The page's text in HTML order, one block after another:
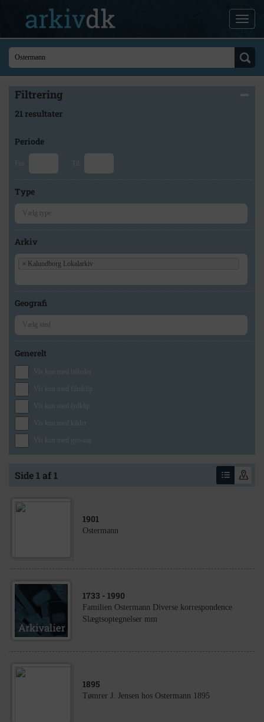
Filtrering
21 resultater
Periode
Fra Til
Type
Arkiv
× Kalundborg Lokalarkiv
Geografi
Generelt
Vis kun med billeder
Vis kun med filmklip
Vis kun med lydklip
Vis kun med kilder
Vis kun med geo-tag
Side 1 af 1
1901
Ostermann
1733 - 1990
Familien Ostermann Diverse korrespondence
Slægtsoptegnelser mm
1895
Tømrer J. Jensen hos Ostermann 1895